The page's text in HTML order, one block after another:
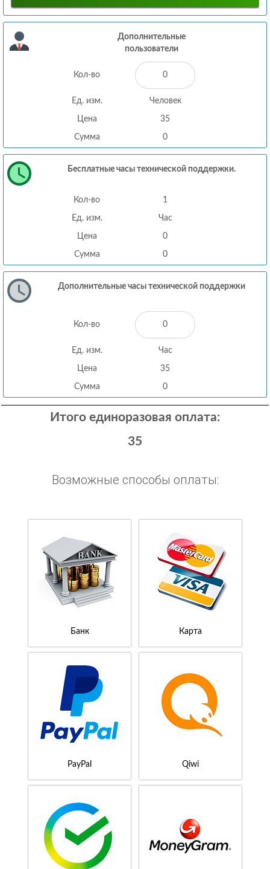
Дополнительные
пользователи
Кол-во
Ед. изм. Человек
Цена 35
Сумма 0
Бесплатные часы технической поддержки.
Кол-во 1
Ед. изм. Час
Цена 0
Сумма 0
Дополнительные часы технической поддержки
Кол-во
Ед. изм. Час
Цена 35
Сумма 0
Итого единоразовая оплата:
35
Возможные способы оплаты:
Банк Карта
PayPal Qiwi